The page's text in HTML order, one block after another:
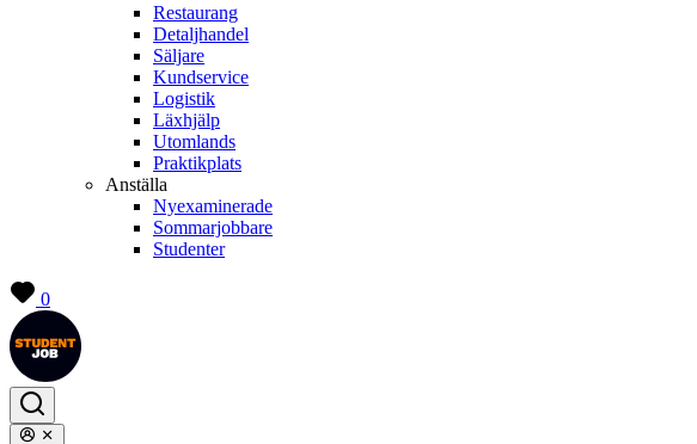
Restaurang
Detaljhandel
Säljare
Kundservice
Logistik
Läxhjälp
Utomlands
Praktikplats
Anställa
Nyexaminerade
Sommarjobbare
Studenter
0